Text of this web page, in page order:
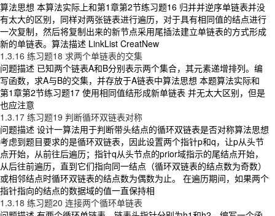
算法思想 本算法实际上和第1章第2节练习题16 归并并逆序单链表并没
有太大的区别，同样对两张链表进行遍历，对于具有相同值的结点进行
一次复制，然后将复制出来的新节点采用尾插法建立单链表的方式形成
新的单链表。算法描述 LinkList CreatNew
1.3.16 练习题18 求两个单链表的交集
问题描述 已知两个链表A和B分别表示两个集合，其元素递增排列。编
写函数，求A与B的交集，并存放于A链表中算法思想 本题算法实际和
第1章第2节练习题17 使用相同值结形成新单链表 并无太大区别，但是
也应注意
1.3.17 练习题19 判断循环双链表对称
问题描述 设计一算法用于判断带头结点的循环双链表是否对称算法思想
考虑到题目要求的是循环双链表，因此设置两个指针p和q，让p从头节
点开始，从前往后遍历；指针q从头节点的prior域指示的尾结点开始，
从后往前遍历，直到它们指向同一结点（循环双链表的结点数为奇数）
或相邻结点时循环双链表的结点数为偶数为止。 在遍历期间，如果两个
指针指向的结点的数据域的值一直保持相
1.3.18 练习题20 连接两个循环单链表